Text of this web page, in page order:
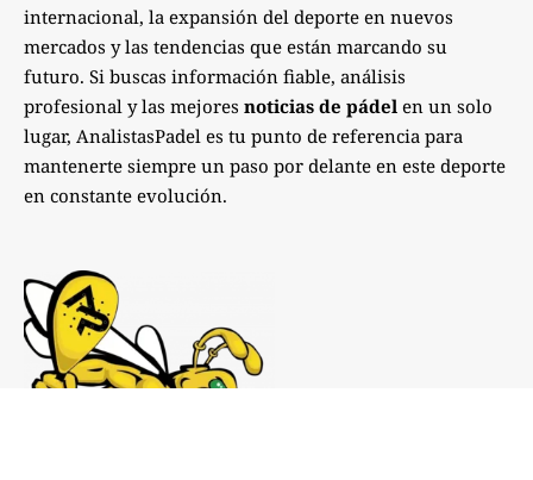
internacional, la expansión del deporte en nuevos
mercados y las tendencias que están marcando su
futuro. Si buscas información fiable, análisis
profesional y las mejores noticias de pádel en un solo
lugar, AnalistasPadel es tu punto de referencia para
mantenerte siempre un paso por delante en este deporte
en constante evolución.